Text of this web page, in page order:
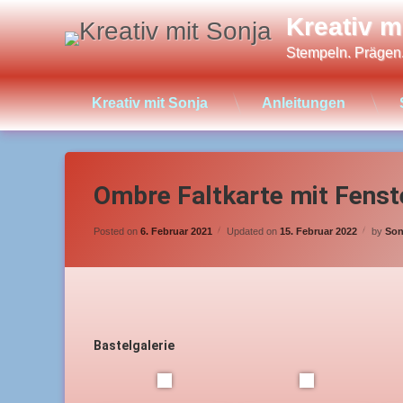
Kreativ
Stempeln.
Kreativ mit Sonja Anleitungen
Ombre Faltkarte mit
Posted on 6. Februar 2021 Updated on 15. Februar 2022 by
Bastelgalerie